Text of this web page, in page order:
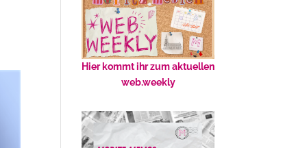
Hier kommt ihr zum aktuellen
web.weekly